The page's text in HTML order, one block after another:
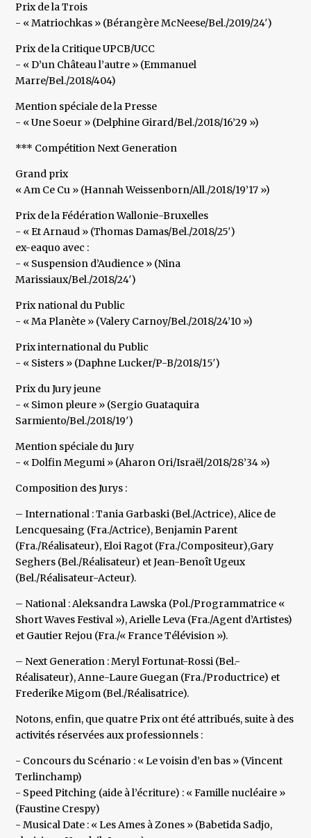
Prix de la Trois
- « Matriochkas » (Bérangère McNeese/Bel./2019/24′)
Prix de la Critique UPCB/UCC
- « D’un Château l’autre » (Emmanuel
Marre/Bel./2018/404)
Mention spéciale de la Presse
- « Une Soeur » (Delphine Girard/Bel./2018/16’29 »)
*** Compétition Next Generation
Grand prix
« Am Ce Cu » (Hannah Weissenborn/All./2018/19’17 »)
Prix de la Fédération Wallonie-Bruxelles
- « Et Arnaud » (Thomas Damas/Bel./2018/25′)
ex-eaquo avec :
- « Suspension d’Audience » (Nina
Marissiaux/Bel./2018/24′)
Prix national du Public
- « Ma Planète » (Valery Carnoy/Bel./2018/24’10 »)
Prix international du Public
- « Sisters » (Daphne Lucker/P-B/2018/15′)
Prix du Jury jeune
- « Simon pleure » (Sergio Guataquira
Sarmiento/Bel./2018/19′)
Mention spéciale du Jury
- « Dolfin Megumi » (Aharon Ori/Israël/2018/28’34 »)
Composition des Jurys :
– International : Tania Garbaski (Bel./Actrice), Alice de
Lencquesaing (Fra./Actrice), Benjamin Parent
(Fra./Réalisateur), Eloi Ragot (Fra./Compositeur),Gary
Seghers (Bel./Réalisateur) et Jean-Benoît Ugeux
(Bel./Réalisateur-Acteur).
– National : Aleksandra Lawska (Pol./Programmatrice «
Short Waves Festival »), Arielle Leva (Fra./Agent d’Artistes)
et Gautier Rejou (Fra./« France Télévision »).
– Next Generation : Meryl Fortunat-Rossi (Bel.-
Réalisateur), Anne-Laure Guegan (Fra./Productrice) et
Frederike Migom (Bel./Réalisatrice).
Notons, enfin, que quatre Prix ont été attribués, suite à des
activités réservées aux professionnels :
- Concours du Scénario : « Le voisin d’en bas » (Vincent
Terlinchamp)
- Speed Pitching (aide à l’écriture) : « Famille nucléaire »
(Faustine Crespy)
- Musical Date : « Les Ames à Zones » (Babetida Sadjo,